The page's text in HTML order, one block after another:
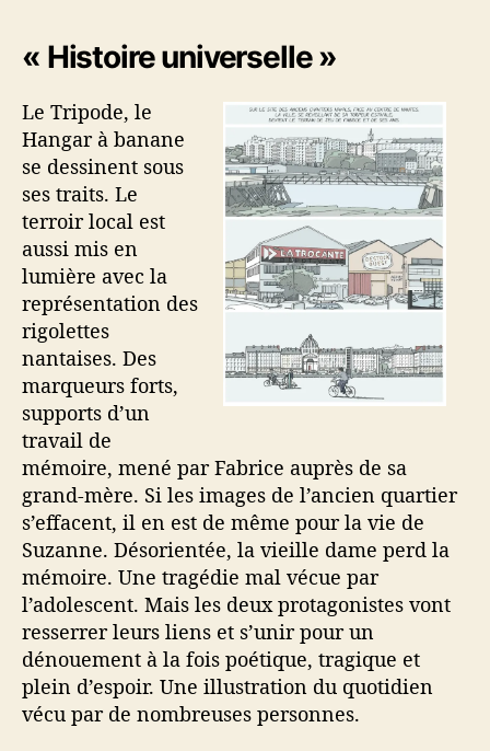
« Histoire universelle »
Le Tripode, le
Hangar à banane
se dessinent sous
ses traits. Le
terroir local est
aussi mis en
lumière avec la
représentation des
rigolettes
nantaises. Des
marqueurs forts,
supports d’un
travail de
mémoire, mené par Fabrice auprès de sa
grand-mère. Si les images de l’ancien quartier
s’effacent, il en est de même pour la vie de
Suzanne. Désorientée, la vieille dame perd la
mémoire. Une tragédie mal vécue par
l’adolescent. Mais les deux protagonistes vont
resserrer leurs liens et s’unir pour un
dénouement à la fois poétique, tragique et
plein d’espoir. Une illustration du quotidien
vécu par de nombreuses personnes.